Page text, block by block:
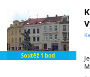
Soutěž 1 bod